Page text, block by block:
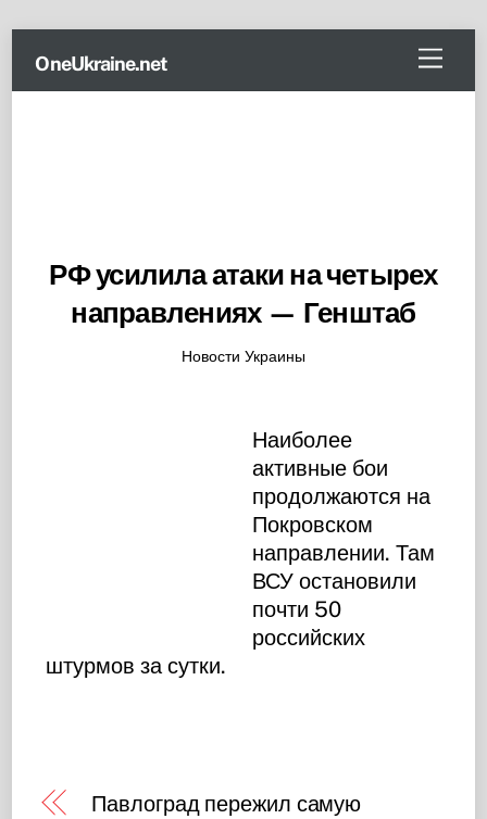
content
Menu
OneUkraine.net
РФ усилила атаки на четырех
направлениях — Генштаб
Новости Украины
Наиболее
активные бои
продолжаются на
Покровском
направлении. Там
ВСУ остановили
почти 50
российских
штурмов за сутки.
Павлоград пережил самую